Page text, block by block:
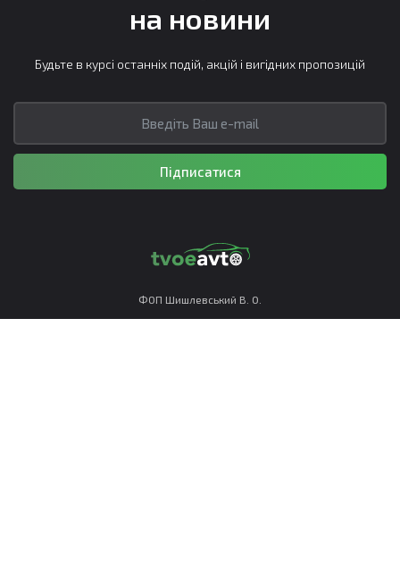
ФОП Шишлевський В. О.
на новини
Будьте в курсі останніх подій, акцій і вигідних пропозицій
Підписатися